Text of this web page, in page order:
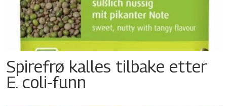
Spirefrø kalles tilbake etter
E. coli-funn